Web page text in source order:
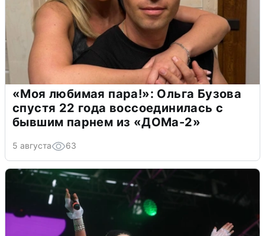
«Моя любимая пара!»: Ольга Бузова
спустя 22 года воссоединилась с
бывшим парнем из «ДОМа-2»
5 августа 63